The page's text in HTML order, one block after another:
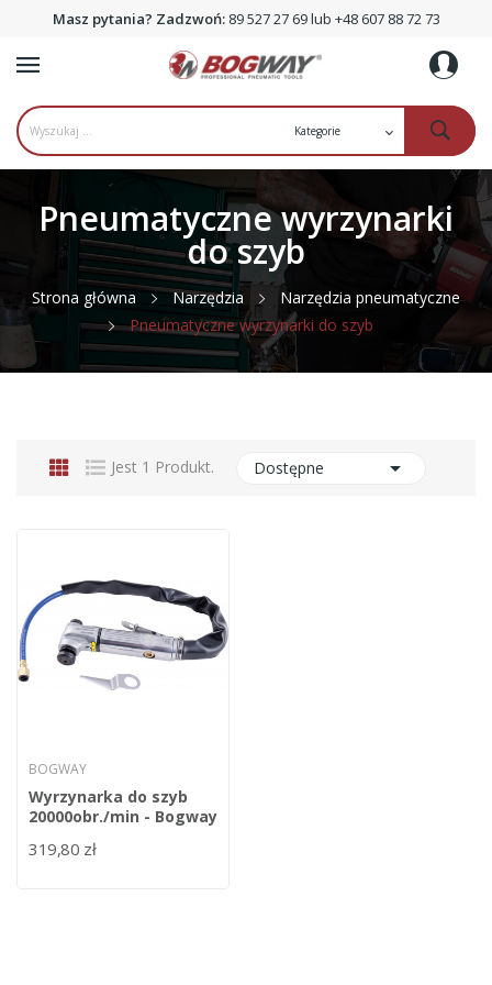
Masz pytania? Zadzwoń: 89 527 27 69 lub +48 607 88 72 73
Pneumatyczne wyrzynarki
do szyb
Strona główna Narzędzia
Narzędzia pneumatyczne
Pneumatyczne wyrzynarki do szyb
Jest 1 Produkt. Dostępne 
BOGWAY
Wyrzynarka do szyb
20000obr./min - Bogway
319,80 zł